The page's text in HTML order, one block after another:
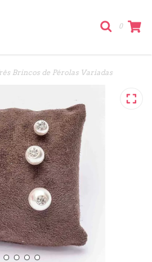
0
Brincos de Pérolas Variadas